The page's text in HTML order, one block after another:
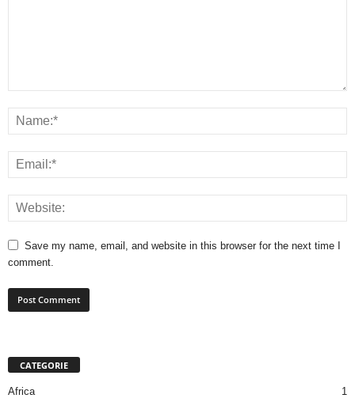
Save my name, email, and website in this browser for the next time I
comment.
CATEGORIE
Africa
1